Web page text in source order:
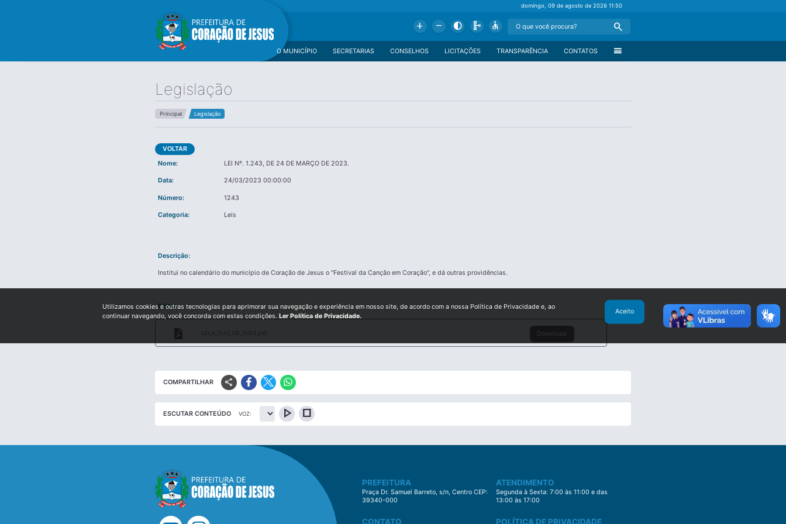
domingo, 09 de agosto de 202611:50
Add Remove Contrast Schema Accessible Search
menu
CONTATOS
TRANSPARÊNCIA
LICITAÇÕES
CONSELHOS
SECRETARIAS
O MUNICÍPIO
Legislação
Principal Legislação
VOLTAR
Nome:
LEI Nº. 1.243, DE 24 DE MARÇO DE 2023.
Data: 24/03/2023 00:00:00
Número: 1243
Categoria: Leis
Descrição:
Institui no calendário do município de Coração de Jesus o "Festival da Canção em Coração", e dá outras providências.
Edital:
LEI_N_1243_DE_2023.pdf Download
COMPARTILHAR share
ESCUTAR CONTEÚDO VOZ: play_arrow stop
PREFEITURA
Praça Dr. Samuel Barreto, s/n, Centro CEP:
39340-000
ATENDIMENTO
Segunda à Sexta: 7:00 às 11:00 e das
13:00 às 17:00
CONTATO POLÍTICA DE PRIVACIDADE
Utilizamos cookies e outras tecnologias para aprimorar sua navegação e experiência em nosso site, de acordo com a nossa Política de Privacidade e, ao
continuar navegando, você concorda com estas condições. Ler Política de Privacidade.
Aceito